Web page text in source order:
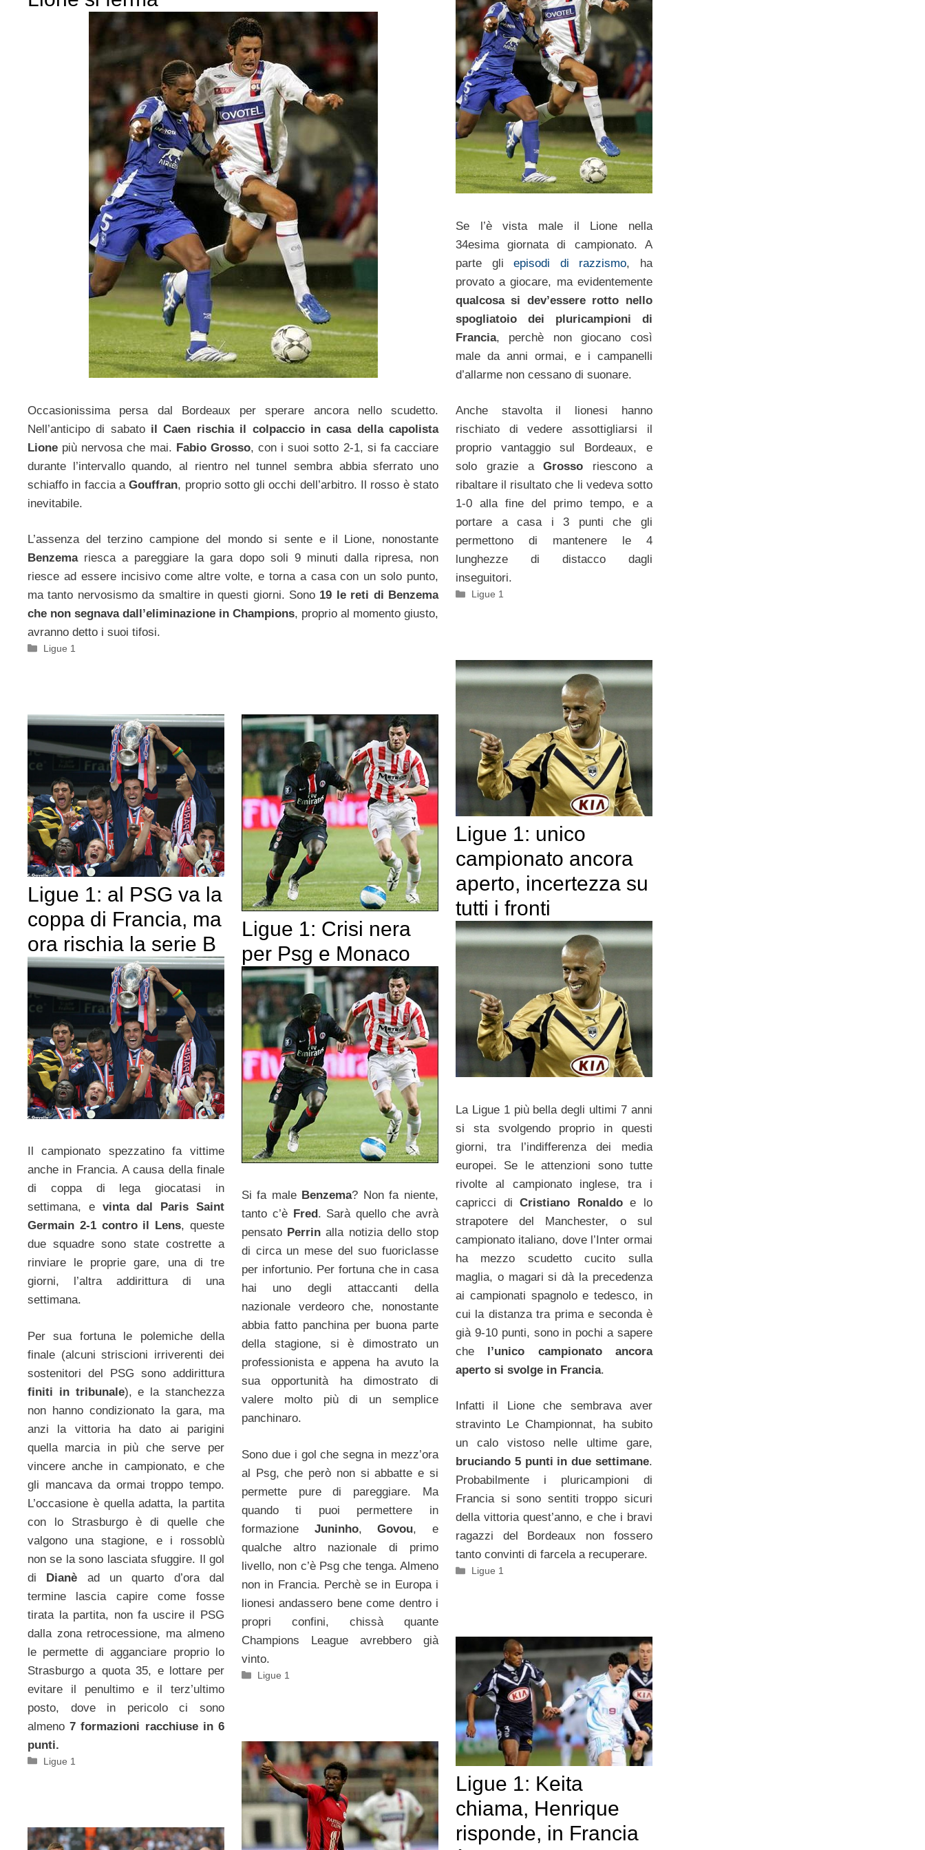
Occasionissima persa dal Bordeaux per sperare ancora nello scudetto.
Nell’anticipo di sabato il Caen rischia il colpaccio in casa della capolista
Lione più nervosa che mai. Fabio Grosso, con i suoi sotto 2-1, si fa cacciare
durante l’intervallo quando, al rientro nel tunnel sembra abbia sferrato uno
schiaffo in faccia aGouffran, proprio sotto gli occhi dell’arbitro. Il rosso è stato
inevitabile.
L’assenza del terzino campione del mondo si sente e il Lione, nonostante
Benzema riesca a pareggiare la gara dopo soli 9 minuti dalla ripresa, non
riesce ad essere incisivo come altre volte, e torna a casa con un solo punto,
ma tanto nervosismo da smaltire in questi giorni. Sono 19 le reti di Benzema
che non segnava dall’eliminazione in Champions, proprio al momento giusto,
avranno detto i suoi tifosi.
Categorie
Ligue 1
Se l’è vista male il Lione nella
34esima giornata di campionato. A
parte gliepisodi di razzismo, ha
provato a giocare, ma evidentemente
qualcosa si dev’essere rotto nello
spogliatoio dei pluricampioni di
Francia, perchè non giocano così
male da anni ormai, e i campanelli
d’allarme non cessano di suonare.
Anche stavolta il lionesi hanno
rischiato di vedere assottigliarsi il
proprio vantaggio sul Bordeaux, e
solo grazie aGrosso riescono a
ribaltare il risultato che li vedeva sotto
1-0 alla fine del primo tempo, e a
portare a casa i 3 punti che gli
permettono di mantenere le 4
lunghezze di distacco dagli
inseguitori.
Categorie
Ligue 1
Ligue 1: unico
campionato ancora
aperto, incertezza su
tutti i fronti
La Ligue 1 più bella degli ultimi 7 anni
si sta svolgendo proprio in questi
giorni, tra l’indifferenza dei media
europei. Se le attenzioni sono tutte
rivolte al campionato inglese, tra i
capricci diCristiano Ronaldoe lo
strapotere del Manchester, o sul
campionato italiano, dove l’Inter ormai
ha mezzo scudetto cucito sulla
maglia, o magari si dà la precedenza
ai campionati spagnolo e tedesco, in
cui la distanza tra prima e seconda è
già 9-10 punti, sono in pochi a sapere
che l’unico campionato ancora
aperto si svolge in Francia.
Infatti il Lione che sembrava aver
stravinto Le Championnat, ha subito
un calo vistoso nelle ultime gare,
bruciando 5 punti in due settimane.
Probabilmente i pluricampioni di
Francia si sono sentiti troppo sicuri
della vittoria quest’anno, e che i bravi
ragazzi del Bordeaux non fossero
tanto convinti di farcela a recuperare.
Categorie
Ligue 1
Ligue 1: al PSG va la
coppa di Francia, ma
ora rischia la serie B
Il campionato spezzatino fa vittime
anche in Francia. A causa della finale
di coppa di lega giocatasi in
settimana, e vinta dal Paris Saint
Germain 2-1 contro il Lens, queste
due squadre sono state costrette a
rinviare le proprie gare, una di tre
giorni, l’altra addirittura di una
settimana.
Per sua fortuna le polemiche della
finale (alcuni striscioni irriverenti dei
sostenitori del PSG sono addirittura
finiti in tribunale), e la stanchezza
non hanno condizionato la gara, ma
anzi la vittoria ha dato ai parigini
quella marcia in più che serve per
vincere anche in campionato, e che
gli mancava da ormai troppo tempo.
L’occasione è quella adatta, la partita
con lo Strasburgo è di quelle che
valgono una stagione, e i rossoblù
non se la sono lasciata sfuggire. Il gol
di Dianè ad un quarto d’ora dal
termine lascia capire come fosse
tirata la partita, non fa uscire il PSG
dalla zona retrocessione, ma almeno
le permette di agganciare proprio lo
Strasburgo a quota 35, e lottare per
evitare il penultimo e il terz’ultimo
posto, dove in pericolo ci sono
almeno7 formazioni racchiuse in 6
punti.
Categorie
Ligue 1
Ligue 1: Crisi nera
per Psg e Monaco
Si fa male Benzema? Non fa niente,
tanto c’è Fred . Sarà quello che avrà
pensato Perrinalla notizia dello stop
di circa un mese del suo fuoriclasse
per infortunio. Per fortuna che in casa
hai uno degli attaccanti della
nazionale verdeoro che, nonostante
abbia fatto panchina per buona parte
della stagione, si è dimostrato un
professionista e appena ha avuto la
sua opportunità ha dimostrato di
valere molto più di un semplice
panchinaro.
Sono due i gol che segna in mezz’ora
al Psg, che però non si abbatte e si
permette pure di pareggiare. Ma
quando ti puoi permettere in
formazione Juninho,Govou, e
qualche altro nazionale di primo
livello, non c’è Psg che tenga. Almeno
non in Francia. Perchè se in Europa i
lionesi andassero bene come dentro i
propri confini, chissà quante
Champions League avrebbero già
vinto.
Categorie
Ligue 1
Ligue 1: Keita
chiama, Henrique
risponde, in Francia